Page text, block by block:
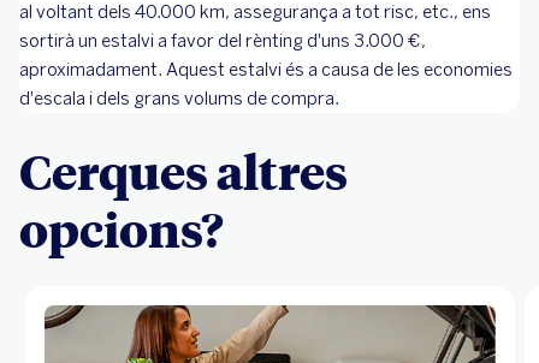
al voltant dels 40.000 km, assegurança a tot risc, etc., ens
sortirà un estalvi a favor del rènting d'uns 3.000 €,
aproximadament. Aquest estalvi és a causa de les economies
d'escala i dels grans volums de compra.
Cerques altres
opcions?